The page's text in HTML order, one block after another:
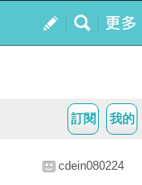
我的
訂閱
cdein080224